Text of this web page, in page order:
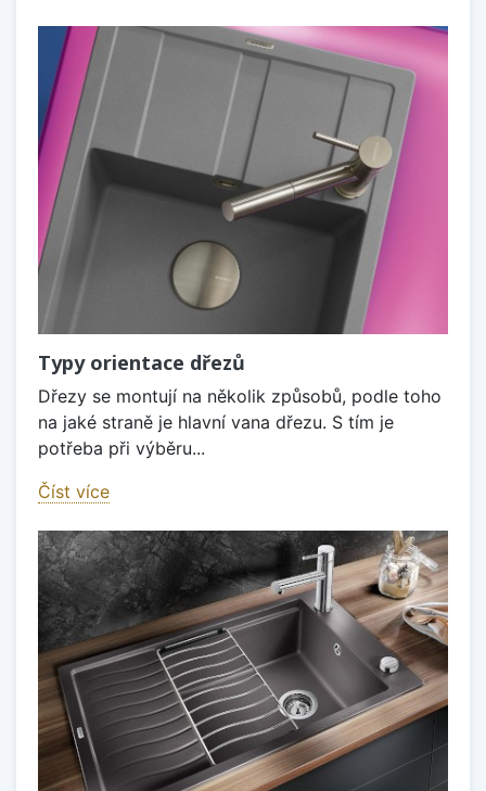
Typy orientace dřezů
Dřezy se montují na několik způsobů, podle toho
na jaké straně je hlavní vana dřezu. S tím je
potřeba při výběru...
Číst více